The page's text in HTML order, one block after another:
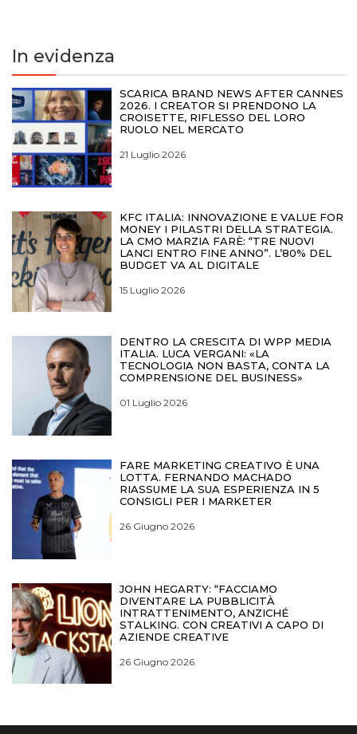
In evidenza
SCARICA BRAND NEWS AFTER CANNES
2026. I CREATOR SI PRENDONO LA
CROISETTE, RIFLESSO DEL LORO
RUOLO NEL MERCATO
21 Luglio 2026
KFC ITALIA: INNOVAZIONE E VALUE FOR
MONEY I PILASTRI DELLA STRATEGIA.
LA CMO MARZIA FARÈ: “TRE NUOVI
LANCI ENTRO FINE ANNO”. L’80% DEL
BUDGET VA AL DIGITALE
15 Luglio 2026
DENTRO LA CRESCITA DI WPP MEDIA
ITALIA. LUCA VERGANI: «LA
TECNOLOGIA NON BASTA, CONTA LA
COMPRENSIONE DEL BUSINESS»
01 Luglio 2026
FARE MARKETING CREATIVO È UNA
LOTTA. FERNANDO MACHADO
RIASSUME LA SUA ESPERIENZA IN 5
CONSIGLI PER I MARKETER
26 Giugno 2026
JOHN HEGARTY: “FACCIAMO
DIVENTARE LA PUBBLICITÀ
INTRATTENIMENTO, ANZICHÉ
STALKING. CON CREATIVI A CAPO DI
AZIENDE CREATIVE
26 Giugno 2026